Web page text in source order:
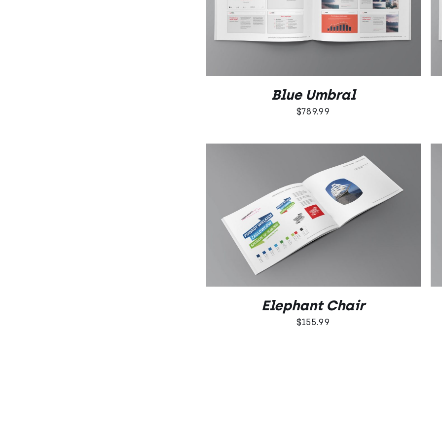
DODAJ DO KOSZYKA / QUICK VIEW
Blue Umbral
$789.99
DODAJ DO KOSZYKA QUICK VIEW
Elephant Chair
$155.99